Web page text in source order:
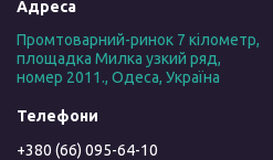
Промтоварний-ринок 7 кілометр,
площадка Милка узкий ряд,
номер 2011., Одеса, Україна
+380 (66) 095-64-10